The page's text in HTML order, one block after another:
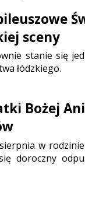
sceny
stanie się
łódzkiego.
Bożej
w
doroczny